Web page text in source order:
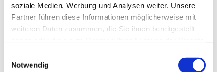
soziale Medien, Werbung und Analysen weiter. Unsere
Partner führen diese Informationen möglicherweise mit
weiteren Daten zusammen, die Sie ihnen bereitgestellt
Notwendig